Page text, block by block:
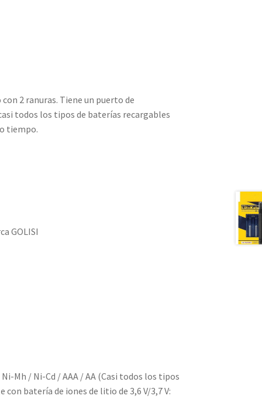
2 ranuras. Tiene un puerto de
todos los tipos de baterías recargables
tiempo.
GOLISI
Mh / Ni-Cd / AAA / AA (Casi todos los tipos
batería de iones de litio de 3,6 V/3,7 V: